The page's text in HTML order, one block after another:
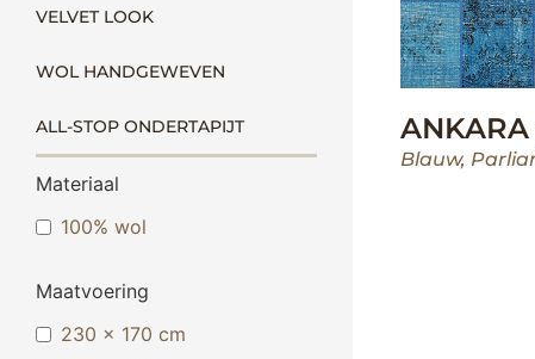
VELVET LOOK
WOL HANDGEWEVEN
ALL-STOP ONDERTAPIJT
Materiaal
100% wol
Maatvoering
230 x 170 cm
Blauw,